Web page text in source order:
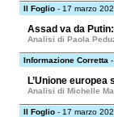
Il Foglio - 17 marzo
Assad va da
Analisi di Paola
Informazione Corretta
L’Unione
Analisi di Michelle
Il Foglio - 17 marzo